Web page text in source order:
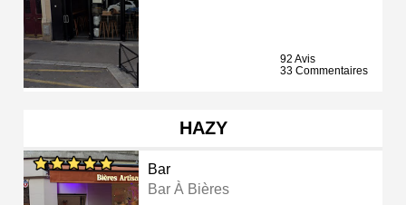
92 Avis
33 Commentaires
HAZY
Bar
Bar À Bières